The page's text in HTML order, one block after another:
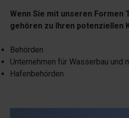
Wenn Sie mit unseren Formen
gehören zu Ihren potenziellen
Behörden
Unternehmen für Wasserbau und
Hafenbehörden